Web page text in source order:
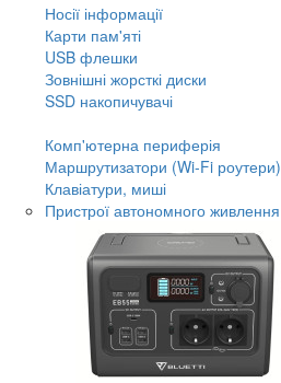
Носії інформації
Карти пам'яті
USB флешки
Зовнішні жорсткі диски
SSD накопичувачі
Комп'ютерна периферія
Маршрутизатори (Wi-Fi роутери)
Клавіатури, миші
Пристрої автономного живлення